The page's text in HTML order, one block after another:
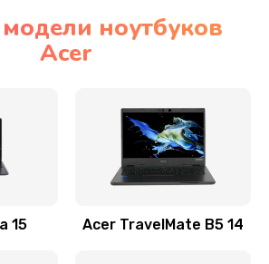
Настройка BIOS
видеочипа
Заказать
ноутбуков
Acer
15 Acer TravelMate B5 14